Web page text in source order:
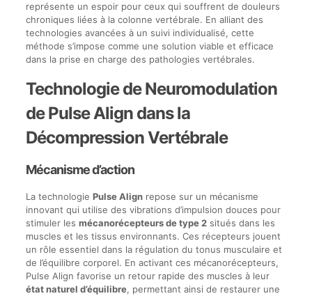
représente un espoir pour ceux qui souffrent de douleurs
chroniques liées à la colonne vertébrale. En alliant des
technologies avancées à un suivi individualisé, cette
méthode s’impose comme une solution viable et efficace
dans la prise en charge des pathologies vertébrales.
Technologie de Neuromodulation
de Pulse Align dans la
Décompression Vertébrale
Mécanisme d’action
La technologie Pulse Alignrepose sur un mécanisme
innovant qui utilise des vibrations d’impulsion douces pour
stimuler les mécanorécepteurs de type 2situés dans les
muscles et les tissus environnants. Ces récepteurs jouent
un rôle essentiel dans la régulation du tonus musculaire et
de l’équilibre corporel. En activant ces mécanorécepteurs,
Pulse Align favorise un retour rapide des muscles à leur
état naturel d’équilibre, permettant ainsi de restaurer une